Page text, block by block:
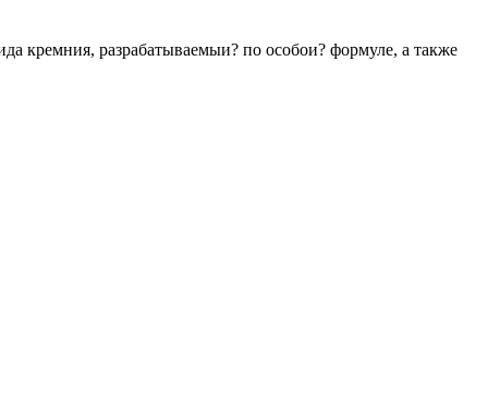
кремния, разрабатываемыи? по особои? формуле, а также